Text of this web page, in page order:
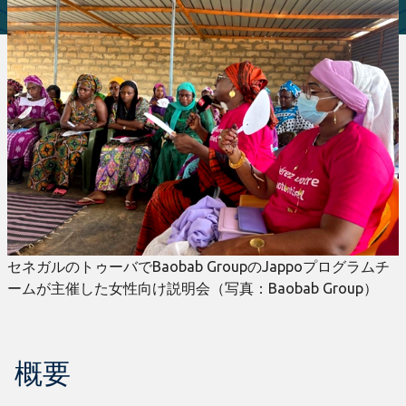
セネガルのトゥーバでBaobab GroupのJappoプログラムチ
ームが主催した女性向け説明会（写真：Baobab Group）
概要